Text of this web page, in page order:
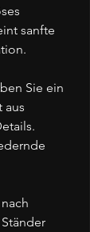
sanfte
Sie ein
aus